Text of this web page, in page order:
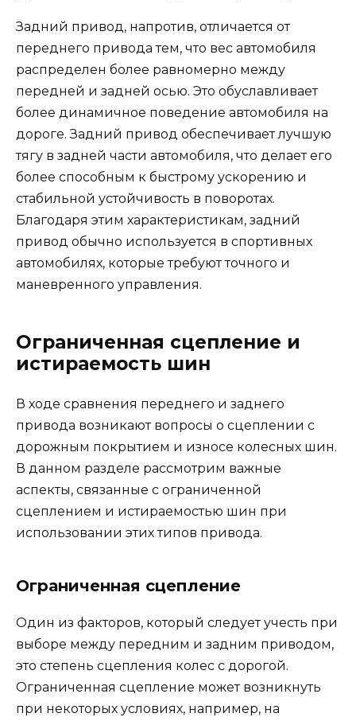
Задний привод, напротив, отличается от
переднего привода тем, что вес автомобиля
распределен более равномерно между
передней и задней осью. Это обуславливает
более динамичное поведение автомобиля на
дороге. Задний привод обеспечивает лучшую
тягу в задней части автомобиля, что делает его
более способным к быстрому ускорению и
стабильной устойчивость в поворотах.
Благодаря этим характеристикам, задний
привод обычно используется в спортивных
автомобилях, которые требуют точного и
маневренного управления.
Ограниченная сцепление и
истираемость шин
В ходе сравнения переднего и заднего
привода возникают вопросы о сцеплении с
дорожным покрытием и износе колесных шин.
В данном разделе рассмотрим важные
аспекты, связанные с ограниченной
сцеплением и истираемостью шин при
использовании этих типов привода.
Ограниченная сцепление
Один из факторов, который следует учесть при
выборе между передним и задним приводом,
это степень сцепления колес с дорогой.
Ограниченная сцепление может возникнуть
при некоторых условиях, например, на